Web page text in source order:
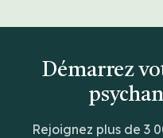
Démarrez
Rejoignez plus de 3